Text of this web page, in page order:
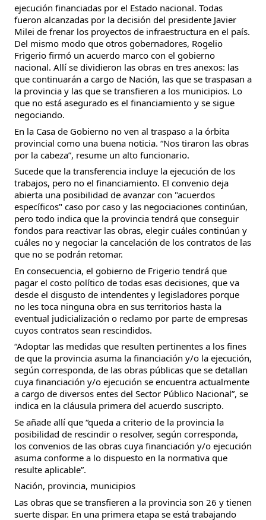
ejecución financiadas por el Estado nacional. Todas
fueron alcanzadas por la decisión del presidente Javier
Milei de frenar los proyectos de infraestructura en el país.
Del mismo modo que otros gobernadores, Rogelio
Frigerio firmó un acuerdo marco con el gobierno
nacional. Allí se dividieron las obras en tres anexos: las
que continuarán a cargo de Nación, las que se traspasan a
la provincia y las que se transfieren a los municipios. Lo
que no está asegurado es el financiamiento y se sigue
negociando.
En la Casa de Gobierno no ven al traspaso a la órbita
provincial como una buena noticia. “Nos tiraron las obras
por la cabeza”, resume un alto funcionario.
Sucede que la transferencia incluye la ejecución de los
trabajos, pero no el financiamiento. El convenio deja
abierta una posibilidad de avanzar con "acuerdos
específicos" caso por caso y las negociaciones continúan,
pero todo indica que la provincia tendrá que conseguir
fondos para reactivar las obras, elegir cuáles continúan y
cuáles no y negociar la cancelación de los contratos de las
que no se podrán retomar.
En consecuencia, el gobierno de Frigerio tendrá que
pagar el costo político de todas esas decisiones, que va
desde el disgusto de intendentes y legisladores porque
no les toca ninguna obra en sus territorios hasta la
eventual judicialización o reclamo por parte de empresas
cuyos contratos sean rescindidos.
“Adoptar las medidas que resulten pertinentes a los fines
de que la provincia asuma la financiación y/o la ejecución,
según corresponda, de las obras públicas que se detallan
cuya financiación y/o ejecución se encuentra actualmente
a cargo de diversos entes del Sector Público Nacional”, se
indica en la cláusula primera del acuerdo suscripto.
Se añade allí que “queda a criterio de la provincia la
posibilidad de rescindir o resolver, según corresponda,
los convenios de las obras cuya financiación y/o ejecución
asuma conforme a lo dispuesto en la normativa que
resulte aplicable”.
Nación, provincia, municipios
Las obras que se transfieren a la provincia son 26 y tienen
suerte dispar. En una primera etapa se está trabajando